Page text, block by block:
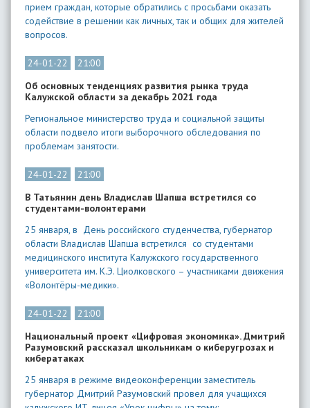
прием граждан, которые обратились с просьбами оказать
содействие в решении как личных, так и общих для жителей
вопросов.
24-01-22
21:00
Об основных тенденциях развития рынка труда
Калужской области за декабрь 2021 года
Региональное министерство труда и социальной защиты
области подвело итоги выборочного обследования по
проблемам занятости.
24-01-22
21:00
В Татьянин день Владислав Шапша встретился со
студентами-волонтерами
25 января, в День российского студенчества, губернатор
области Владислав Шапша встретился со студентами
медицинского института Калужского государственного
университета им. К.Э. Циолковского – участниками движения
«Волонтёры-медики».
24-01-22
21:00
Национальный проект «Цифровая экономика». Дмитрий
Разумовский рассказал школьникам о киберугрозах и
кибератаках
25 января в режиме видеоконференции заместитель
губернатор Дмитрий Разумовский провел для учащихся